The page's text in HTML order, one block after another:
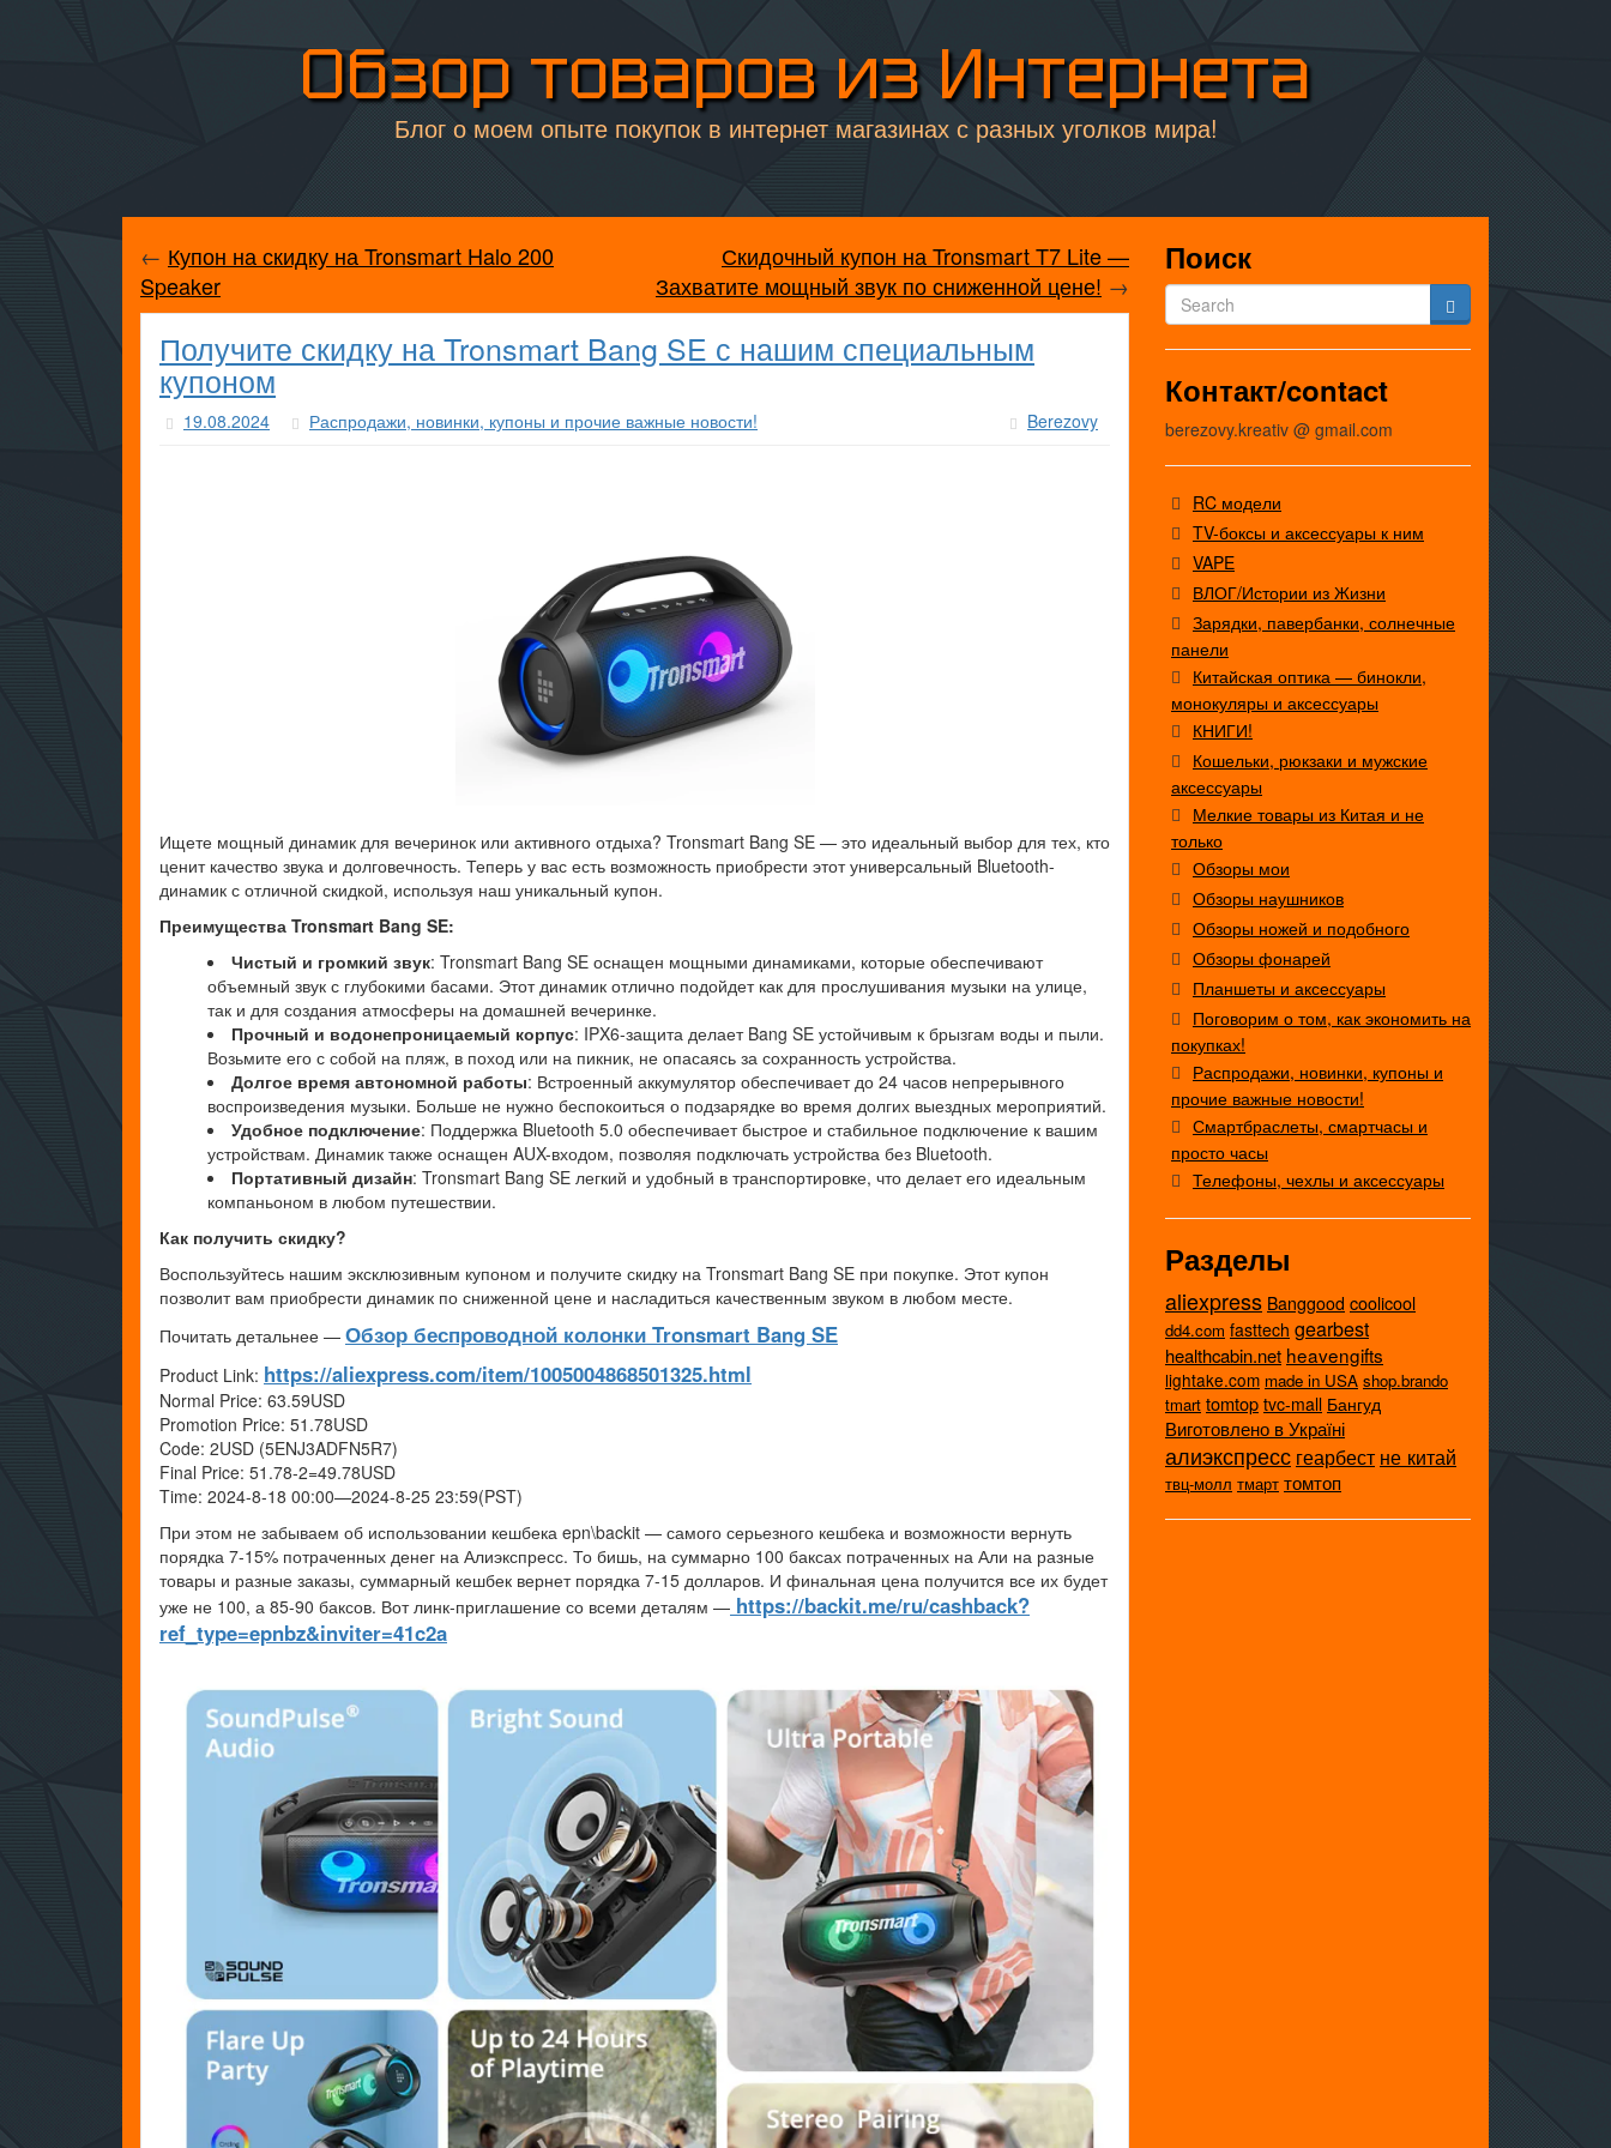
Обзор товаров из Интернета
Блог о моем опыте покупок в интернет магазинах с разных уголков мира!
← Купон на скидку на Tronsmart Halo 200
Speaker
Скидочный купон на Tronsmart T7 Lite —
Захватите мощный звук по сниженной цене! →
Получите скидку на Tronsmart Bang SE с нашим специальным
купоном
19.08.2024 Распродажи, новинки, купоны и прочие важные новости! Berezovy
Ищете мощный динамик для вечеринок или активного отдыха? Tronsmart Bang SE — это идеальный выбор для тех, кто
ценит качество звука и долговечность. Теперь у вас есть возможность приобрести этот универсальный Bluetooth-
динамик с отличной скидкой, используя наш уникальный купон.
Преимущества Tronsmart Bang SE:
Чистый и громкий звук: Tronsmart Bang SE оснащен мощными динамиками, которые обеспечивают
объемный звук с глубокими басами. Этот динамик отлично подойдет как для прослушивания музыки на улице,
так и для создания атмосферы на домашней вечеринке.
Прочный и водонепроницаемый корпус: IPX6-защита делает Bang SE устойчивым к брызгам воды и пыли.
Возьмите его с собой на пляж, в поход или на пикник, не опасаясь за сохранность устройства.
Долгое время автономной работы: Встроенный аккумулятор обеспечивает до 24 часов непрерывного
воспроизведения музыки. Больше не нужно беспокоиться о подзарядке во время долгих выездных мероприятий.
Удобное подключение: Поддержка Bluetooth 5.0 обеспечивает быстрое и стабильное подключение к вашим
устройствам. Динамик также оснащен AUX-входом, позволяя подключать устройства без Bluetooth.
Портативный дизайн: Tronsmart Bang SE легкий и удобный в транспортировке, что делает его идеальным
компаньоном в любом путешествии.
Как получить скидку?
Воспользуйтесь нашим эксклюзивным купоном и получите скидку на Tronsmart Bang SE при покупке. Этот купон
позволит вам приобрести динамик по сниженной цене и насладиться качественным звуком в любом месте.
Почитать детальнее — Обзор беспроводной колонки Tronsmart Bang SE
Product Link: https://aliexpress.com/item/1005004868501325.html
Normal Price: 63.59USD
Promotion Price: 51.78USD
Code: 2USD (5ENJ3ADFN5R7)
Final Price: 51.78-2=49.78USD
Time: 2024-8-18 00:00—2024-8-25 23:59(PST)
При этом не забываем об использовании кешбека epn\backit — самого серьезного кешбека и возможности вернуть
порядка 7-15% потраченных денег на Алиэкспресс. То бишь, на суммарно 100 баксах потраченных на Али на разные
товары и разные заказы, суммарный кешбек вернет порядка 7-15 долларов. И финальная цена получится все их будет
уже не 100, а 85-90 баксов. Вот линк-приглашение со всеми деталям — https://backit.me/ru/cashback?
ref_type=epnbz&inviter=41c2a
Поиск
Контакт/contact
berezovy.kreativ @ gmail.com
RC модели
TV-боксы и аксессуары к ним
VAPE
ВЛОГ/Истории из Жизни
Зарядки, павербанки, солнечные
панели
Китайская оптика — бинокли,
монокуляры и аксессуары
КНИГИ!
Кошельки, рюкзаки и мужские
аксессуары
Мелкие товары из Китая и не
только
Обзоры мои
Обзоры наушников
Обзоры ножей и подобного
Обзоры фонарей
Планшеты и аксессуары
Поговорим о том, как экономить на
покупках!
Распродажи, новинки, купоны и
прочие важные новости!
Смартбраслеты, смартчасы и
просто часы
Телефоны, чехлы и аксессуары
Разделы
aliexpress Banggood coolicool
dd4.com fasttech gearbest
healthcabin.net heavengifts
lightake.com made in USA shop.brando
tmart tomtop tvc-mall Бангуд
Виготовлено в Україні
алиэкспресс геарбест не китай
твц-молл тмарт томтоп